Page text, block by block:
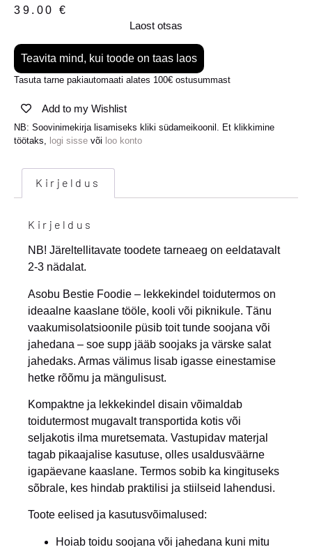
39.00 €
Laost otsas
Teavita mind, kui toode on taas laos
Tasuta tarne pakiautomaati alates 100€ ostusummast
Add to my Wishlist
NB: Soovinimekirja lisamiseks kliki südameikoonil. Et klikkimine
töötaks, logi sisse või loo konto
Kirjeldus
Kirjeldus
NB! Järeltellitavate toodete tarneaeg on eeldatavalt
2-3 nädalat.
Asobu Bestie Foodie – lekkekindel toidutermos on
ideaalne kaaslane tööle, kooli või piknikule. Tänu
vaakumisolatsioonile püsib toit tunde soojana või
jahedana – soe supp jääb soojaks ja värske salat
jahedaks. Armas välimus lisab igasse einestamise
hetke rõõmu ja mängulisust.
Kompaktne ja lekkekindel disain võimaldab
toidutermost mugavalt transportida kotis või
seljakotis ilma muretsemata. Vastupidav materjal
tagab pikaajalise kasutuse, olles usaldusväärne
igapäevane kaaslane. Termos sobib ka kingituseks
sõbrale, kes hindab praktilisi ja stiilseid lahendusi.
Toote eelised ja kasutusvõimalused:
Hoiab toidu soojana või jahedana kuni mitu